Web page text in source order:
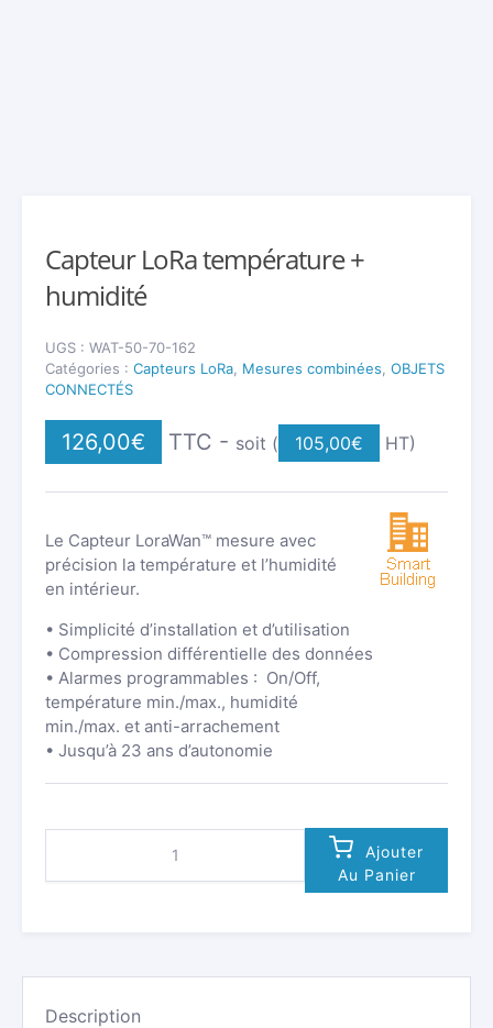
Capteur LoRa température +
humidité
126,00€ TTC - soit ( 105,00€ HT)
Le Capteur LoraWan™ mesure avec
précision la température et l’humidité
en intérieur.
• Simplicité d’installation et d’utilisation
• Compression différentielle des données
• Alarmes programmables : On/Off,
température min./max., humidité
min./max. et anti-arrachement
• Jusqu’à 23 ans d’autonomie
CAPTEUR
Ajouter
Au Panier
UGS : WAT-50-70-162
Catégories : Capteurs LoRa Mesures combinées OBJETS
CONNECTÉS
Description